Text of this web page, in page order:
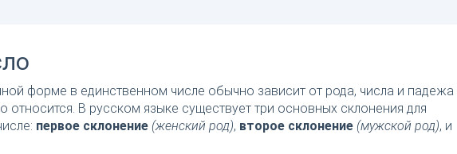
форме в единственном числе обычно зависит от рода, числа и падежа
относится. В русском языке существует три основных склонения для
первое склонение (женский род), второе склонение (мужской род), и